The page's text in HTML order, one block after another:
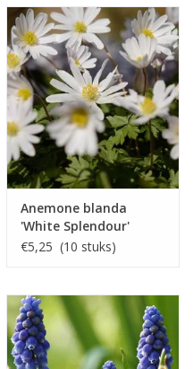
Anemone blanda
'White Splendour'
€5,25 (10 stuks)